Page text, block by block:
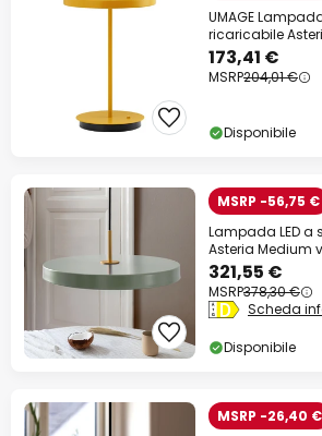
UMAGE
ricaricabile
uni, 31cm
173,41 €
MSRP204,01 €
Disponibile
MSRP -56,75 €
Lampada LED a
Asteria Medium
43 cm
321,55 €
MSRP378,30 €
Scheda
Disponibile
MSRP -26,40 €